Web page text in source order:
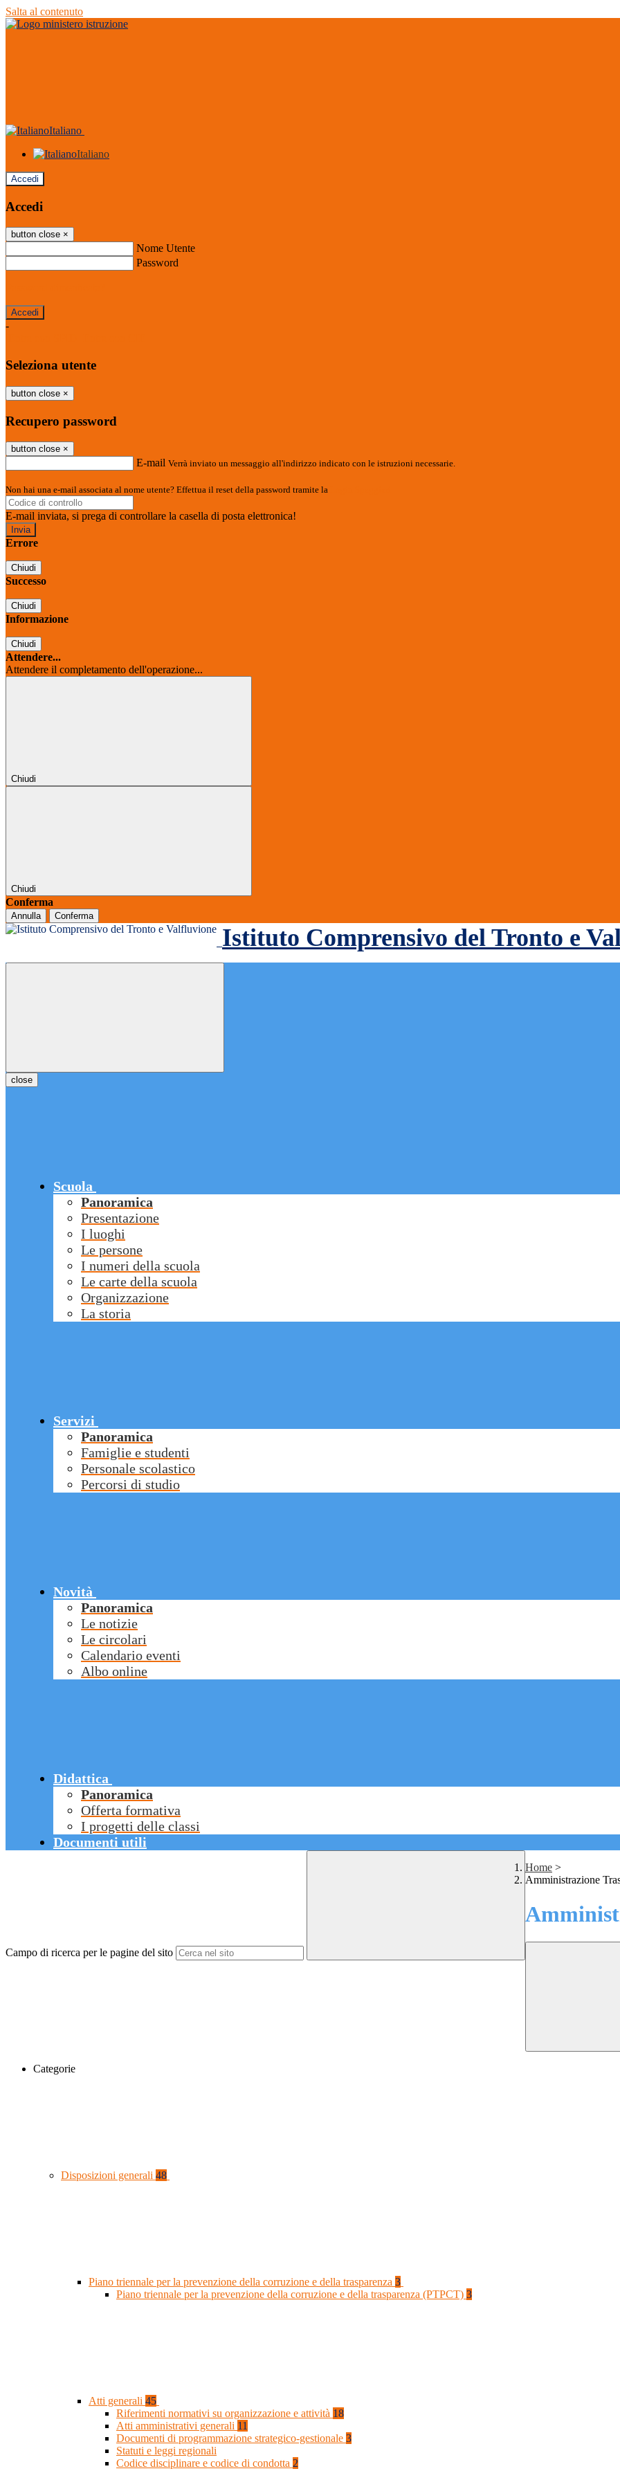
Salta al contenuto
Italiano
Italiano
Accedi
Accedi
button close ×
Nome Utente
Password
-
Seleziona utente
button close ×
Recupero password
button close ×
E-mail Verrà inviato un messaggio all'indirizzo indicato con le istruzioni necessarie.
Non hai una e-mail associata al nome utente? Effettua il reset della password tramite la
E-mail inviata, si prega di controllare la casella di posta elettronica!
Errore
Chiudi
Successo
Chiudi
Informazione
Chiudi
Attendere...
Attendere il completamento dell'operazione...
Chiudi
Chiudi
Conferma
Annulla Conferma
Istituto Comprensivo del Tronto e
close
Scuola
Panoramica
Presentazione
I luoghi
Le persone
I numeri della scuola
Le carte della scuola
Organizzazione
La storia
Servizi
Panoramica
Famiglie e studenti
Personale scolastico
Percorsi di studio
Novità
Panoramica
Le notizie
Le circolari
Calendario eventi
Albo online
Didattica
Panoramica
Offerta formativa
I progetti delle classi
Documenti utili
Campo di ricerca per le pagine del sito
Home >
Amministrazione
Categorie
Disposizioni generali 48
Piano triennale per la prevenzione della corruzione e della trasparenza 3
Piano triennale per la prevenzione della corruzione e della trasparenza (PTPCT) 3
Atti generali 45
Riferimenti normativi su organizzazione e attività 18
Atti amministrativi generali 11
Documenti di programmazione strategico-gestionale 3
Statuti e leggi regionali
Codice disciplinare e codice di condotta 2